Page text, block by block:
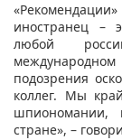
иностранец –
любой
подозрения
коллег. Мы
шпиономании,
стране», –